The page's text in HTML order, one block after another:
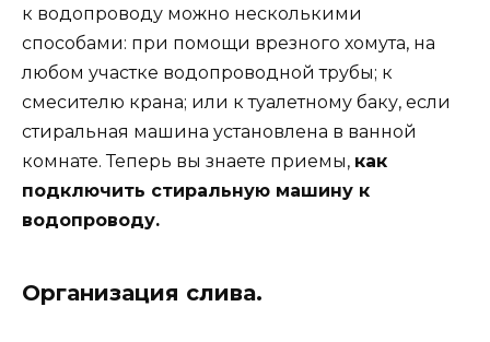
к водопроводу можно несколькими
способами: при помощи врезного хомута, на
любом участке водопроводной трубы; к
смесителю крана; или к туалетному баку, если
стиральная машина установлена в ванной
комнате. Теперь вы знаете приемы, как
подключить стиральную машину к
водопроводу.
Организация слива.